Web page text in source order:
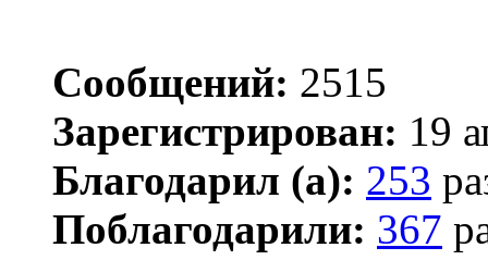
Сообщений: 2515
Зарегистрирован: 19
Благодарил (а): 253
Поблагодарили: 367